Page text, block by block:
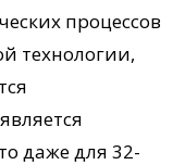
процессов
технологии,
даже для 32-